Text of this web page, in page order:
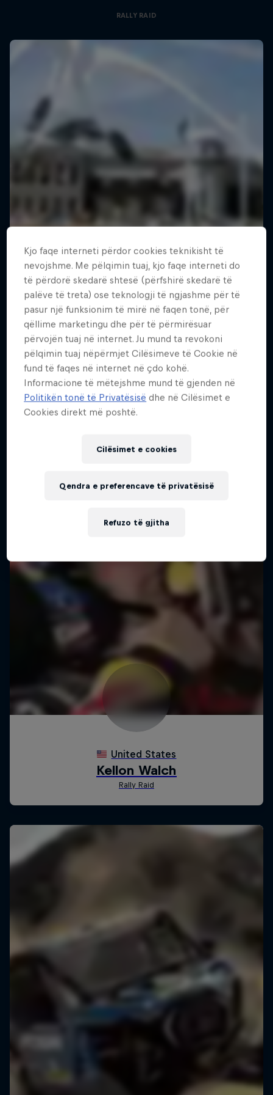
RALLY RAID
Kjo faqe interneti përdor cookies teknikisht të
nevojshme. Me pëlqimin tuaj, kjo faqe interneti do
të përdorë skedarë shtesë (përfshirë skedarë të
palëve të treta) ose teknologji të ngjashme për të
pasur një funksionim të mirë në faqen tonë, për
qëllime marketingu dhe për të përmirësuar
përvojën tuaj në internet. Ju mund ta revokoni
pëlqimin tuaj nëpërmjet Cilësimeve të Cookie në
fund të faqes në internet në çdo kohë.
Informacione të mëtejshme mund të gjenden në
Politikën tonë të Privatësisë dhe në Cilësimet e
Cookies direkt më poshtë.
Cilësimet e cookies
Refuzo të gjitha
Qendra e preferencave të privatësisë